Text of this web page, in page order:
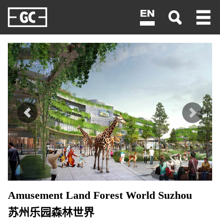
Amusement Land Forest World Suzhou
苏州乐园森林世界